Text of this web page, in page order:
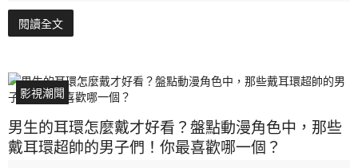
閱讀全文
影視潮聞
男生的耳環怎麼戴才好看？盤點動漫角色中，那些
戴耳環超帥的男子們！你最喜歡哪一個？